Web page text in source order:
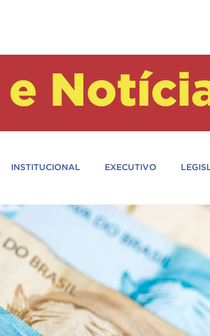
e
INSTITUCIONAL EXECUTIVO
GERAL ASSEMBLEIA